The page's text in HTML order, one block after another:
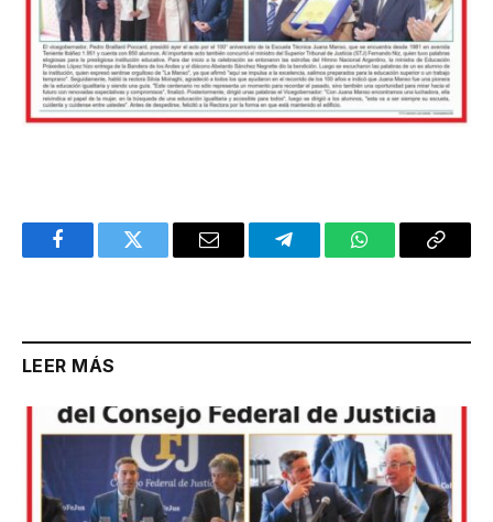
FacebookTwitter Email TelegramWhatsAppCopy
LEER MÁS